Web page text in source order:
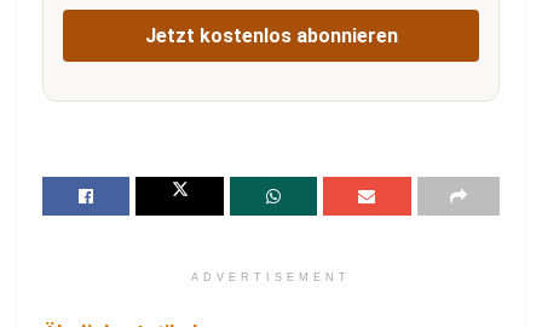
Jetzt kostenlos abonnieren
ADVERTISEMENT